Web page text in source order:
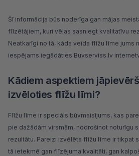
Šī informācija būs noderīga gan mājas
flīzētājiem, kuri vēlas sasniegt kvalitatīvu
Neatkarīgi no tā, kāda veida flīžu līme jums
iespējams iegādāties Buvserviss.lv
Kādiem aspektiem
izvēloties flīžu līmi?
Flīžu līme ir speciāls būvmaisījums, kas
pie dažādām virsmām, nodrošinot noturīgu
rezultātu. Pareizi izvēlēta flīžu līme ir tikpat
tā ietekmē gan flīzējuma kvalitāti, gan